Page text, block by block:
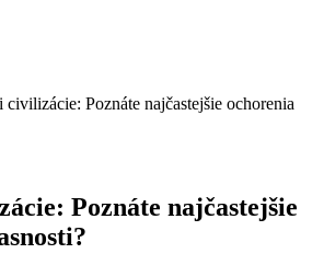
civilizácie: Poznáte najčastejšie ochorenia
Poznáte najčastejšie